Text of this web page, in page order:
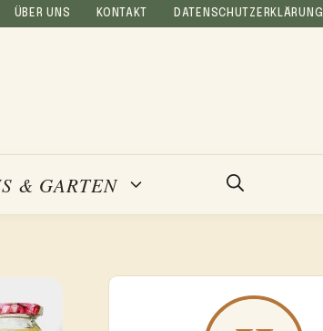
ÜBER UNS KONTAKT DATENSCHUTZERKLÄRUNG
& GARTEN